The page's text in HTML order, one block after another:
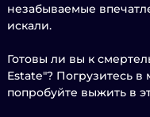
незабываемые
искали.
Готовы ли вы к
Estate"? Погрузитесь
попробуйте выжить в